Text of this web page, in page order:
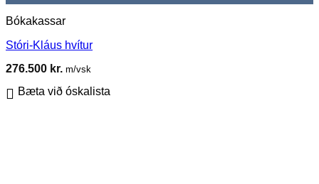
Bókakassar
Stóri-Kláus hvítur
276.500 kr. m/vsk
Bæta við óskalista